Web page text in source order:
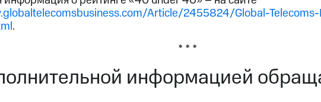
Article/2455824/Global-
.
* * *
информацией